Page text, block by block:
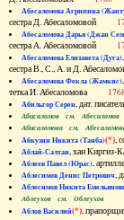
Абесаломова Агрипина
сестра Д. Абесаломовой
Абесаломова Дарья (Джан
сестра А. Абесаломовой
Абесаломова Елизавета (Дуга)
сестра В., С., А. и Д.
Абесаломова Фекла (Жамкис)
тетка И. Абесаломова
Абильгор Серен, дат.
Абисаломов см. Абесаломов
Абисаломова см.
Абкузин Никита (Танба)(*),
Аблай-Салтан, хан
Аблеев Павел (Юрас),
Аблесимов Денис Петрович,
Аблесимов Никита
Аблеухов см. Облеухов
Аблов Василий(*),